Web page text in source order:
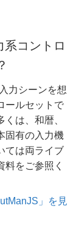
系コントロ
力シーンを想
ールセットで
は、和暦、
固有の入力機
ては両ライブ
料をご参照く
」を見